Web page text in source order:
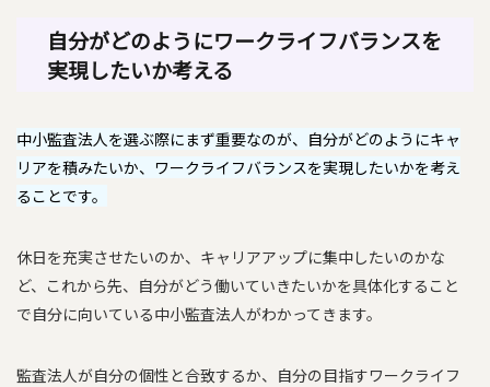
自分がどのようにワークライフバランスを
実現したいか考える
中小監査法人を選ぶ際にまず重要なのが、自分がどのようにキャ
リアを積みたいか、ワークライフバランスを実現したいかを考え
ることです。
休日を充実させたいのか、キャリアアップに集中したいのかな
ど、これから先、自分がどう働いていきたいかを具体化すること
で自分に向いている中小監査法人がわかってきます。
監査法人が自分の個性と合致するか、自分の目指すワークライフ